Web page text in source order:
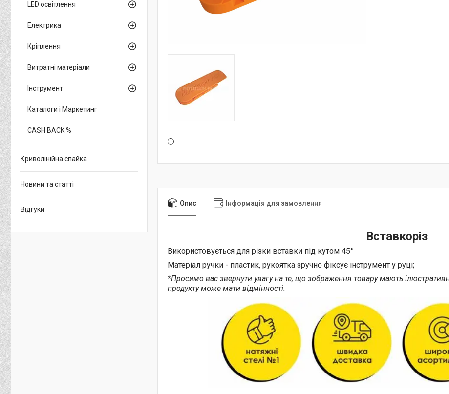
Опис Інформація для замовлення
Вставкоріз
Використовується для різки вставки під кутом 45°
Матеріал ручки - пластик, рукоятка зручно фіксує інструмент у руці;
*Просимо вас звернути увагу на те, що зображення товару мають
продукту може мати відмінності.
LED освітлення
Електрика
Кріплення
Витратні матеріали
Інструмент
Каталоги і Маркетинг
CASH BACK %
Криволінійна спайка
Новини та статті
Відгуки